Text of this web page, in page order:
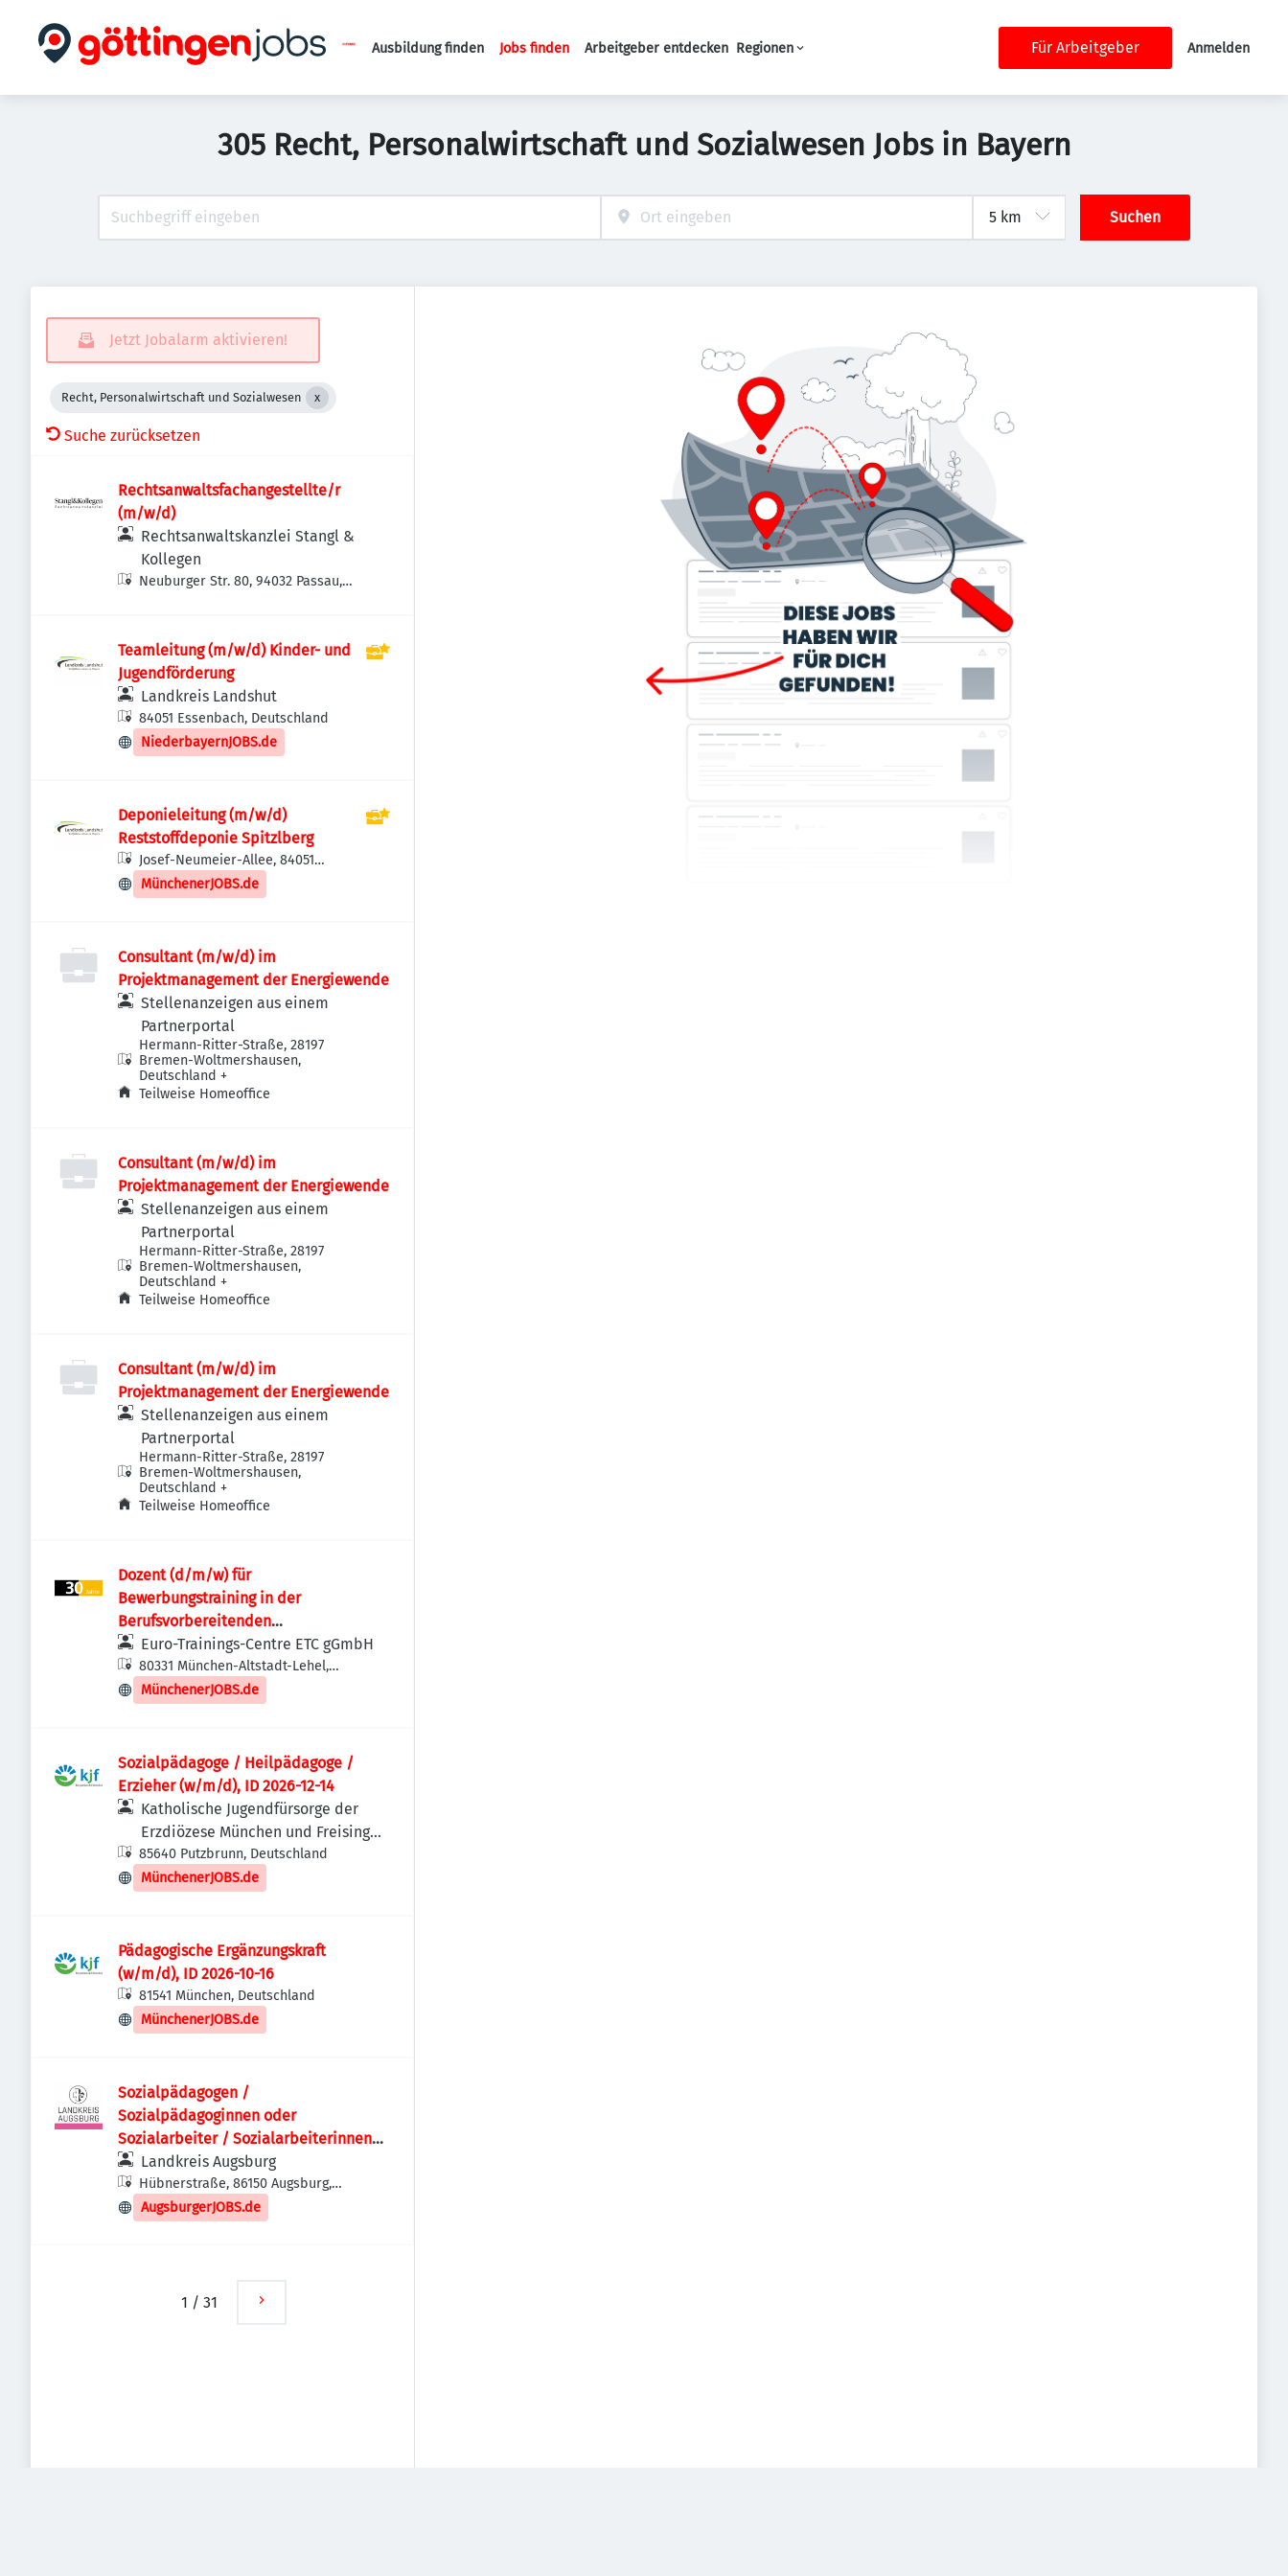
Haupt-Navigation
Ausbildung finden Jobs finden Arbeitgeber entdecken Regionen Für Arbeitgeber Anmelden
305 Recht, Personalwirtschaft und Sozialwesen Jobs in Bayern
Suchen
Jetzt Jobalarm aktivieren!
Recht, Personalwirtschaft und Sozialwesen
Suche zurücksetzen
Rechtsanwaltsfachangestellte/r
(m/w/d)
Rechtsanwaltskanzlei Stangl &
Kollegen
Neuburger Str. 80, 94032 Passau,
Teamleitung (m/w/d) Kinder- und
Jugendförderung
Landkreis Landshut
84051 Essenbach, Deutschland
NiederbayernJOBS.de
Deponieleitung (m/w/d)
Reststoffdeponie Spitzlberg
Josef-Neumeier-Allee, 84051
Essenbach, Deutschland
MünchenerJOBS.de
Consultant (m/w/d) im
Projektmanagement der Energiewende
Stellenanzeigen aus einem
Partnerportal
Hermann-Ritter-Straße, 28197
Bremen-Woltmershausen,
Deutschland +
Teilweise Homeoffice
Consultant (m/w/d) im
Projektmanagement der Energiewende
Stellenanzeigen aus einem
Partnerportal
Hermann-Ritter-Straße, 28197
Bremen-Woltmershausen,
Deutschland +
Teilweise Homeoffice
Consultant (m/w/d) im
Projektmanagement der Energiewende
Stellenanzeigen aus einem
Partnerportal
Hermann-Ritter-Straße, 28197
Bremen-Woltmershausen,
Deutschland +
Teilweise Homeoffice
Dozent (d/m/w) für
Bewerbungstraining in der
Berufsvorbereitenden
Bildungsmaßnahme (BvB)
Euro-Trainings-Centre ETC gGmbH
80331 München-Altstadt-Lehel,
Deutschland
MünchenerJOBS.de
Sozialpädagoge / Heilpädagoge /
Erzieher (w/m/d), ID 2026-12-14
Katholische Jugendfürsorge der
Erzdiözese München und Freising
e.V.
85640 Putzbrunn, Deutschland
MünchenerJOBS.de
Pädagogische Ergänzungskraft
(w/m/d), ID 2026-10-16
81541 München, Deutschland
MünchenerJOBS.de
Sozialpädagogen /
Sozialpädagoginnen oder
Sozialarbeiter / Sozialarbeiterinnen
(m/w/d) Sozialer Dienst
Landkreis Augsburg
Hübnerstraße, 86150 Augsburg,
Deutschland
AugsburgerJOBS.de
1 / 31